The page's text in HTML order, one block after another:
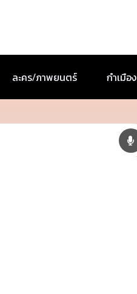
ละคร/ภาพยนตร์ กำเมือง